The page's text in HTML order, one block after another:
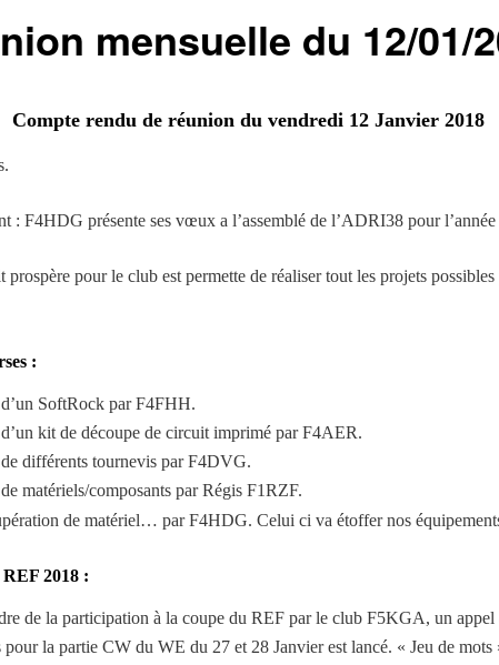
mensuelle du 12/01/
Compte rendu de réunion du vendredi 12 Janvier 2018
: F4HDG présente ses vœux a l’assemblé de l’ADRI38 pour
prospère pour le club est permette de réaliser tout les projets
:
SoftRock par F4FHH.
kit de découpe de circuit imprimé par F4AER.
différents tournevis par F4DVG.
matériels/composants par Régis F1RZF.
de matériel… par F4HDG. Celui ci va étoffer nos
2018 :
de la participation à la coupe du REF par le club F5KGA, un appel
pour la partie CW du WE du 27 et 28 Janvier est lancé. « Jeu de